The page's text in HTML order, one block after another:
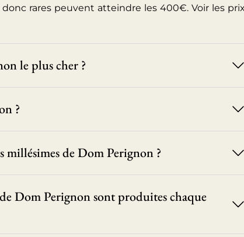
rares peuvent atteindre les 400€. Voir les prix
le plus cher ?
?
de Dom Perignon ?
Dom Perignon sont produites chaque